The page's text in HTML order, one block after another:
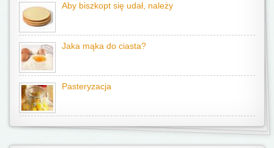
Aby biszkopt się udał, należy
Jaka mąka do ciasta?
Pasteryzacja